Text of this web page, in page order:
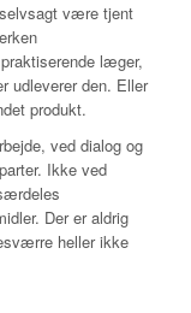
være tjent
læger,
udleverer den. Eller
produkt.
ved dialog og
Ikke ved
Der er aldrig
heller ikke